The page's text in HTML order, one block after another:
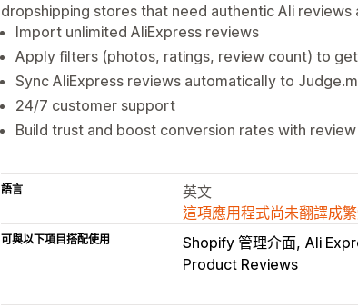
dropshipping stores that need authentic Ali reviews
Import unlimited AliExpress reviews
Apply filters (photos, ratings, review count) to
Sync AliExpress reviews automatically to
24/7 customer support
Build trust and boost conversion rates with
語言
英文
這項應用程式尚未翻譯成
可與以下項目搭配使用 Shopify 管理介面 Ali
Product Reviews